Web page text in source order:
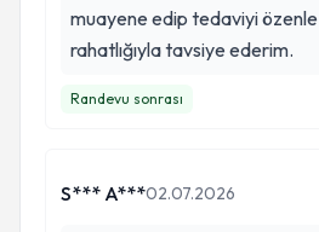
muayene edip tedaviyi özenle
rahatlığıyla tavsiye ederim.
Randevu sonrası
S*** A***02.07.2026